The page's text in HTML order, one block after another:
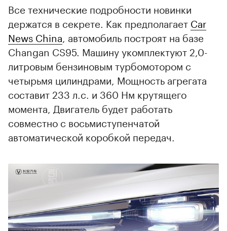
00:00 / 00:00
Все технические подробности новинки
держатся в секрете. Как предполагает Car
News China , автомобиль построят на базе
Changan CS95. Машину укомплектуют 2,0-
литровым бензиновым турбомотором с
четырьмя цилиндрами, Мощность агрегата
составит 233 л.с. и 360 Нм крутящего
момента, Двигатель будет работать
совместно с восьмиступенчатой
автоматической коробкой передач.